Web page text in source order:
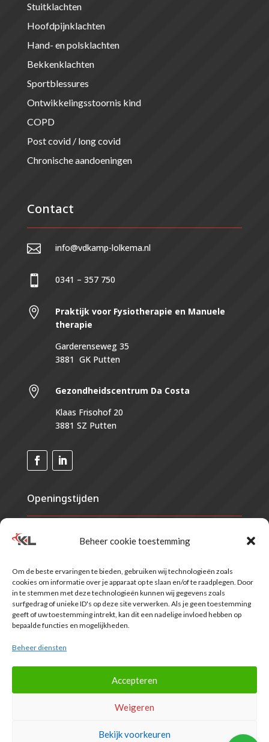
Beheer cookie toestemming
Om de beste ervaringen te bieden, gebruiken wij technologieën zoals
cookies om informatie over je apparaat op te slaan en/of te raadplegen. Door
in te stemmen met deze technologieën kunnen wij gegevens zoals
surfgedrag of unieke ID's op deze site verwerken. Als je geen toestemming
geeft of uw toestemming intrekt, kan dit een nadelige invloed hebben op
bepaalde functies en mogelijkheden.
Beheer diensten
Accepteren
Weigeren
Bekijk voorkeuren
Stuitklachten
Hoofdpijnklachten
Hand- en polsklachten
Bekkenklachten
Sportblessures
Ontwikkelingsstoornis kind
COPD
Post covid / long covid
Chronische aandoeningen
Contact
 info@vdkamp-lolkema.nl
 0341 – 357 750

Praktijk voor Fysiotherapie en Manuele
therapie
Garderenseweg 35
3881 GK Putten
 Gezondheidscentrum Da Costa
Klaas Frisohof 20
3881 SZ Putten
Openingstijden
Maandag
Donderdag
07.30 - 21.00
Vrijdag
07.30 - 17.00
Zaterdag
Gesloten*
Zondag
Gesloten
zaterdag een dagdeel geopend. Informeer hiernaar bij de balie.
© Van de Kamp & Lolkema |Huisreglement